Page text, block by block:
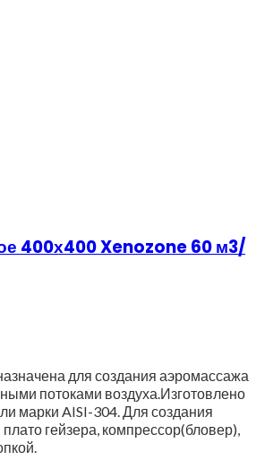
400х400 Xenozone 60 м3/
для создания аэромассажа
потоками воздуха.Изготовлено
марки AISI-304. Для создания
гейзера, компрессор(бловер),